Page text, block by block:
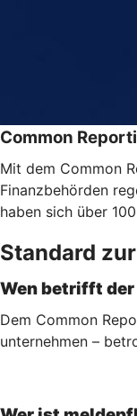
Common
Mit dem Common
Finanzbehörden
haben sich über
Standard
Wen betrifft der
Dem Common
unternehmen –